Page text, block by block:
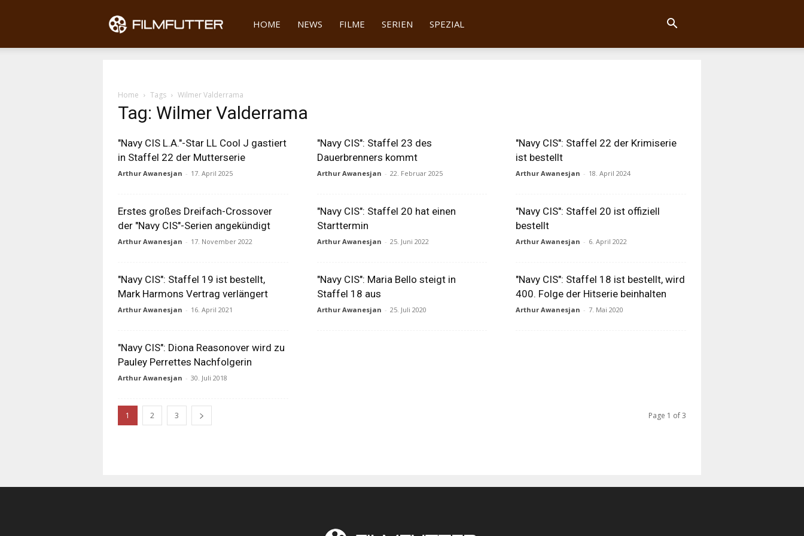
Filmfutter
HOME NEWS FILME SERIEN SPEZIAL
Home Tags Wilmer Valderrama
Tag: Wilmer Valderrama
"Navy CIS L.A."-Star LL Cool J gastiert
in Staffel 22 der Mutterserie
Arthur Awanesjan - 17. April 2025
"Navy CIS": Staffel 23 des
Dauerbrenners kommt
Arthur Awanesjan - 22. Februar 2025
"Navy CIS": Staffel 22 der Krimiserie
ist bestellt
Arthur Awanesjan - 18. April 2024
Erstes großes Dreifach-Crossover
der "Navy CIS"-Serien angekündigt
Arthur Awanesjan - 17. November 2022
"Navy CIS": Staffel 20 hat einen
Starttermin
Arthur Awanesjan - 25. Juni 2022
"Navy CIS": Staffel 20 ist offiziell
bestellt
Arthur Awanesjan - 6. April 2022
"Navy CIS": Staffel 19 ist bestellt,
Mark Harmons Vertrag verlängert
Arthur Awanesjan - 16. April 2021
"Navy CIS": Maria Bello steigt in
Staffel 18 aus
Arthur Awanesjan - 25. Juli 2020
"Navy CIS": Staffel 18 ist bestellt, wird
400. Folge der Hitserie beinhalten
Arthur Awanesjan - 7. Mai 2020
"Navy CIS": Diona Reasonover wird zu
Pauley Perrettes Nachfolgerin
Arthur Awanesjan - 30. Juli 2018
1 2 3 Page 1 of 3